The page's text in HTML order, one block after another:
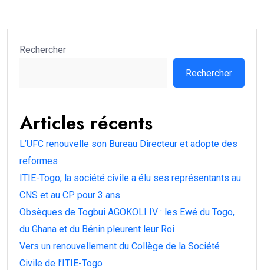
Rechercher
Rechercher
Articles récents
L’UFC renouvelle son Bureau Directeur et adopte des
reformes
ITIE-Togo, la société civile a élu ses représentants au
CNS et au CP pour 3 ans
Obsèques de Togbui AGOKOLI IV : les Ewé du Togo,
du Ghana et du Bénin pleurent leur Roi
Vers un renouvellement du Collège de la Société
Civile de l’ITIE-Togo